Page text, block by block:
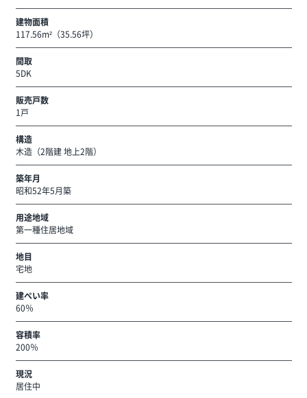
建物面積
117.56m²（35.56坪）
間取
5DK
販売戸数
1戸
構造
木造（2階建 地上2階）
築年月
昭和52年5月築
用途地域
第一種住居地域
地目
宅地
建ぺい率
60％
容積率
200％
現況
居住中